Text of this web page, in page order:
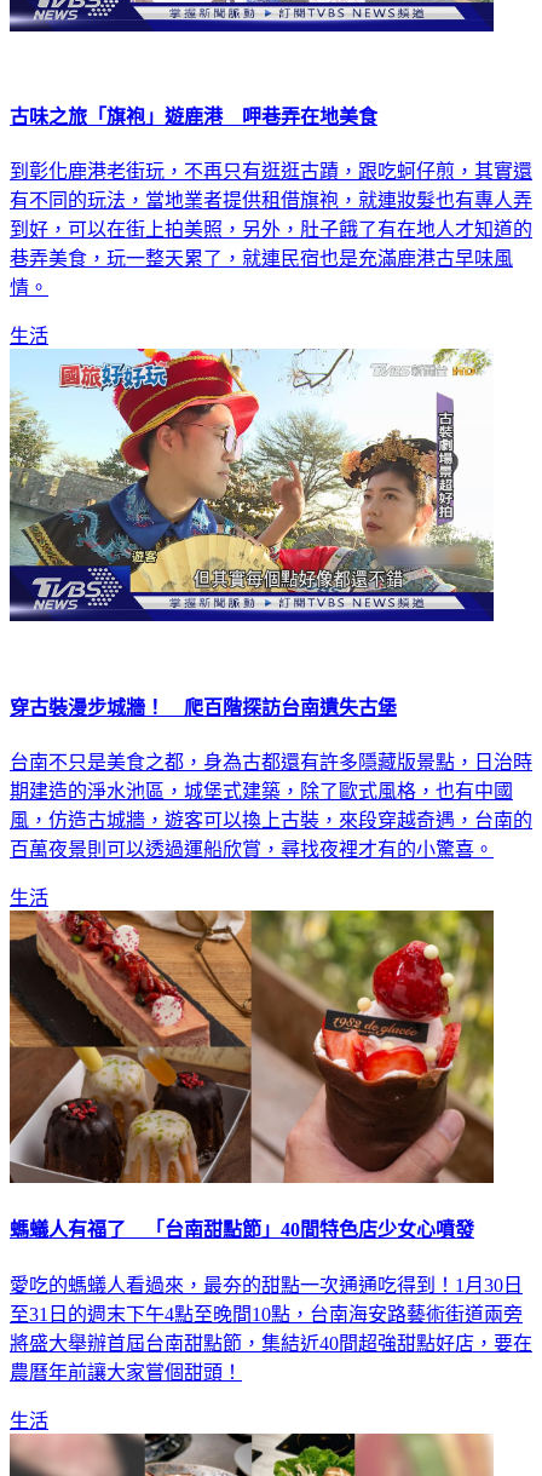
古味之旅「旗袍」遊鹿港 呷巷弄在地美食
到彰化鹿港老街玩，不再只有逛逛古蹟，跟吃蚵仔煎，其實還
有不同的玩法，當地業者提供租借旗袍，就連妝髮也有專人弄
到好，可以在街上拍美照，另外，肚子餓了有在地人才知道的
巷弄美食，玩一整天累了，就連民宿也是充滿鹿港古早味風
情。
生活
穿古裝漫步城牆！ 爬百階探訪台南遺失古堡
台南不只是美食之都，身為古都還有許多隱藏版景點，日治時
期建造的淨水池區，城堡式建築，除了歐式風格，也有中國
風，仿造古城牆，遊客可以換上古裝，來段穿越奇遇，台南的
百萬夜景則可以透過運船欣賞，尋找夜裡才有的小驚喜。
生活
螞蟻人有福了 「台南甜點節」40間特色店少女心噴發
愛吃的螞蟻人看過來，最夯的甜點一次通通吃得到！1月30日
至31日的週末下午4點至晚間10點，台南海安路藝術街道兩旁
將盛大舉辦首屆台南甜點節，集結近40間超強甜點好店，要在
農曆年前讓大家嘗個甜頭！
生活